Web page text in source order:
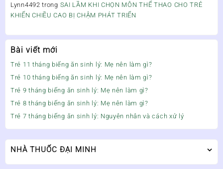
Lynn4492 trong SAI LẦM KHI CHỌN MÔN THỂ THAO CHO TRẺ
KHIẾN CHIỀU CAO BỊ CHẬM PHÁT TRIỂN
Bài viết mới
Trẻ 11 tháng biếng ăn sinh lý: Mẹ nên làm gì?
Trẻ 10 tháng biếng ăn sinh lý: Mẹ nên làm gì?
Trẻ 9 tháng biếng ăn sinh lý: Mẹ nên làm gì?
Trẻ 8 tháng biếng ăn sinh lý: Mẹ nên làm gì?
Trẻ 7 tháng biếng ăn sinh lý: Nguyên nhân và cách xử lý
NHÀ THUỐC ĐẠI MINH